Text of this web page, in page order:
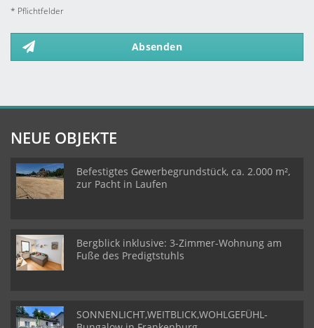
* Pflichtfelder
Absenden
NEUE OBJEKTE
Befestigtes Gewerbegrundstück, ca. 2.000 m²,
zur Pacht in Laufen
Bergblick inklusive: 3-Zimmer-Wohnung am
Fuße des Predigtstuhls
SONNENLICHT,WEITBLICK,WOHLGEFÜHL-